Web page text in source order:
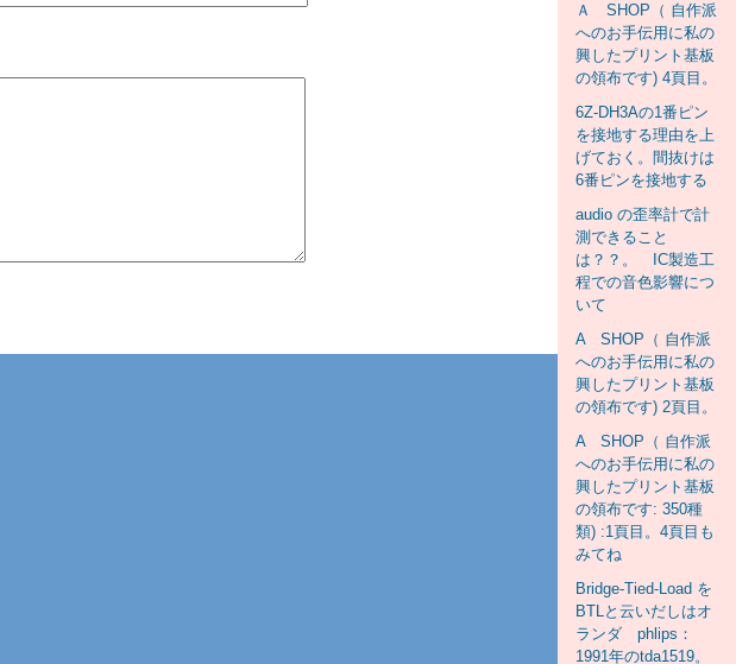
Ａ SHOP（ 自作派
へのお手伝用に私の
興したプリント基板
の領布です) 4頁目。
6Z-DH3Aの1番ピン
を接地する理由を上
げておく。間抜けは
6番ピンを接地する
audio の歪率計で計
測できること
は？？。 IC製造工
程での音色影響につ
いて
A SHOP（ 自作派
へのお手伝用に私の
興したプリント基板
の領布です) 2頁目。
A SHOP（ 自作派
へのお手伝用に私の
興したプリント基板
の領布です: 350種
類) :1頁目。4頁目も
みてね
Bridge-Tied-Load を
BTLと云いだしはオ
ランダ phlips：
1991年のtda1519。